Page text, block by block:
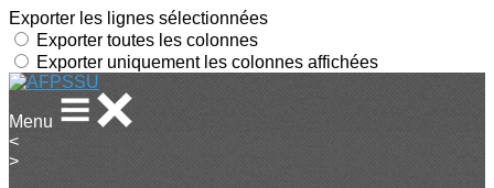
Exporter les lignes sélectionnées
Exporter toutes les colonnes
Exporter uniquement les colonnes affichées
Menu
<
>